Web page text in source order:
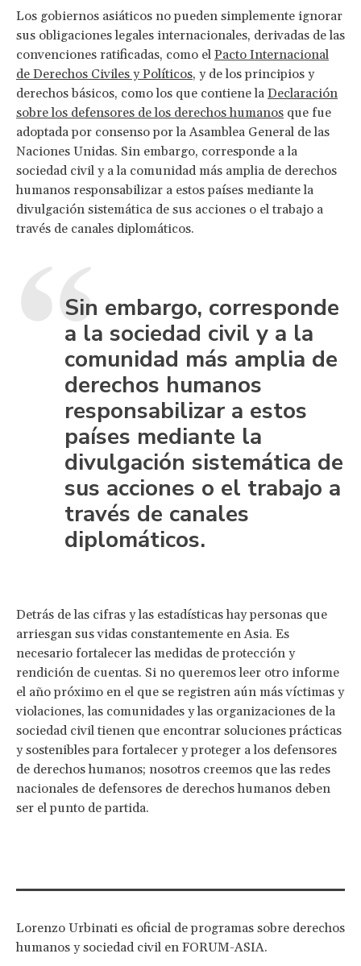
Los gobiernos asiáticos no pueden simplemente ignorar
sus obligaciones legales internacionales, derivadas de las
convenciones ratificadas, como el Pacto Internacional
de Derechos Civiles y Políticos, y de los principios y
derechos básicos, como los que contiene la Declaración
sobre los defensores de los derechos humanos que fue
adoptada por consenso por la Asamblea General de las
Naciones Unidas. Sin embargo, corresponde a la
sociedad civil y a la comunidad más amplia de derechos
humanos responsabilizar a estos países mediante la
divulgación sistemática de sus acciones o el trabajo a
través de canales diplomáticos.
Sin embargo, corresponde
a la sociedad civil y a la
comunidad más amplia de
derechos humanos
responsabilizar a estos
países mediante la
divulgación sistemática de
sus acciones o el trabajo a
través de canales
diplomáticos.
Detrás de las cifras y las estadísticas hay personas que
arriesgan sus vidas constantemente en Asia. Es
necesario fortalecer las medidas de protección y
rendición de cuentas. Si no queremos leer otro informe
el año próximo en el que se registren aún más víctimas y
violaciones, las comunidades y las organizaciones de la
sociedad civil tienen que encontrar soluciones prácticas
y sostenibles para fortalecer y proteger a los defensores
de derechos humanos; nosotros creemos que las redes
nacionales de defensores de derechos humanos deben
ser el punto de partida.
Lorenzo Urbinati es oficial de programas sobre derechos
humanos y sociedad civil en FORUM-ASIA.